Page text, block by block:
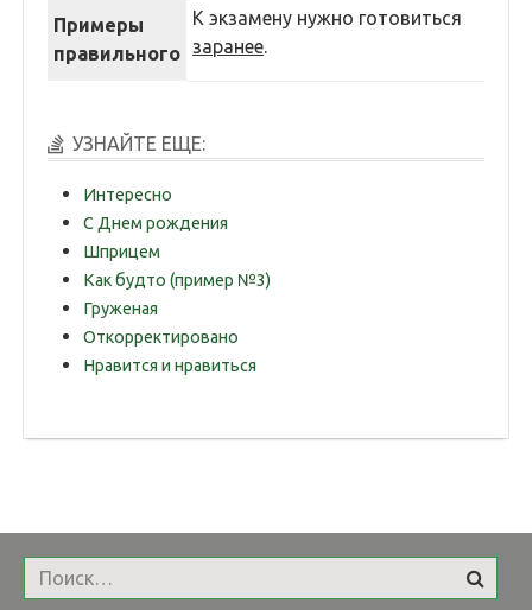
Примеры
правильного
К экзамену нужно готовиться
заранее.
УЗНАЙТЕ ЕЩЕ:
Интересно
С Днем рождения
Шприцем
Как будто (пример №3)
Груженая
Откорректировано
Нравится и нравиться